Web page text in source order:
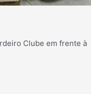
Clube em frente à